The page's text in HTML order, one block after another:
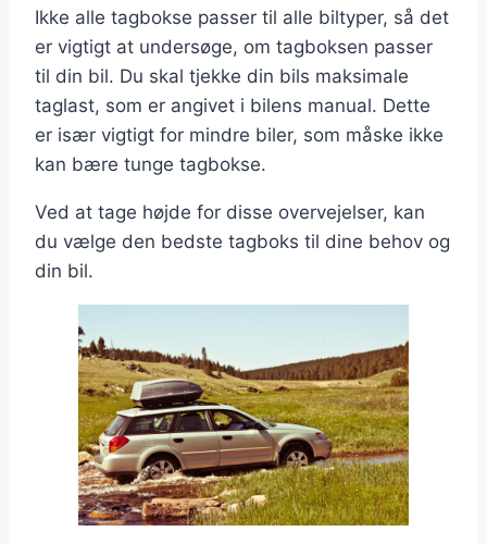
Ikke alle tagbokse passer til alle biltyper, så det
er vigtigt at undersøge, om tagboksen passer
til din bil. Du skal tjekke din bils maksimale
taglast, som er angivet i bilens manual. Dette
er især vigtigt for mindre biler, som måske ikke
kan bære tunge tagbokse.
Ved at tage højde for disse overvejelser, kan
du vælge den bedste tagboks til dine behov og
din bil.